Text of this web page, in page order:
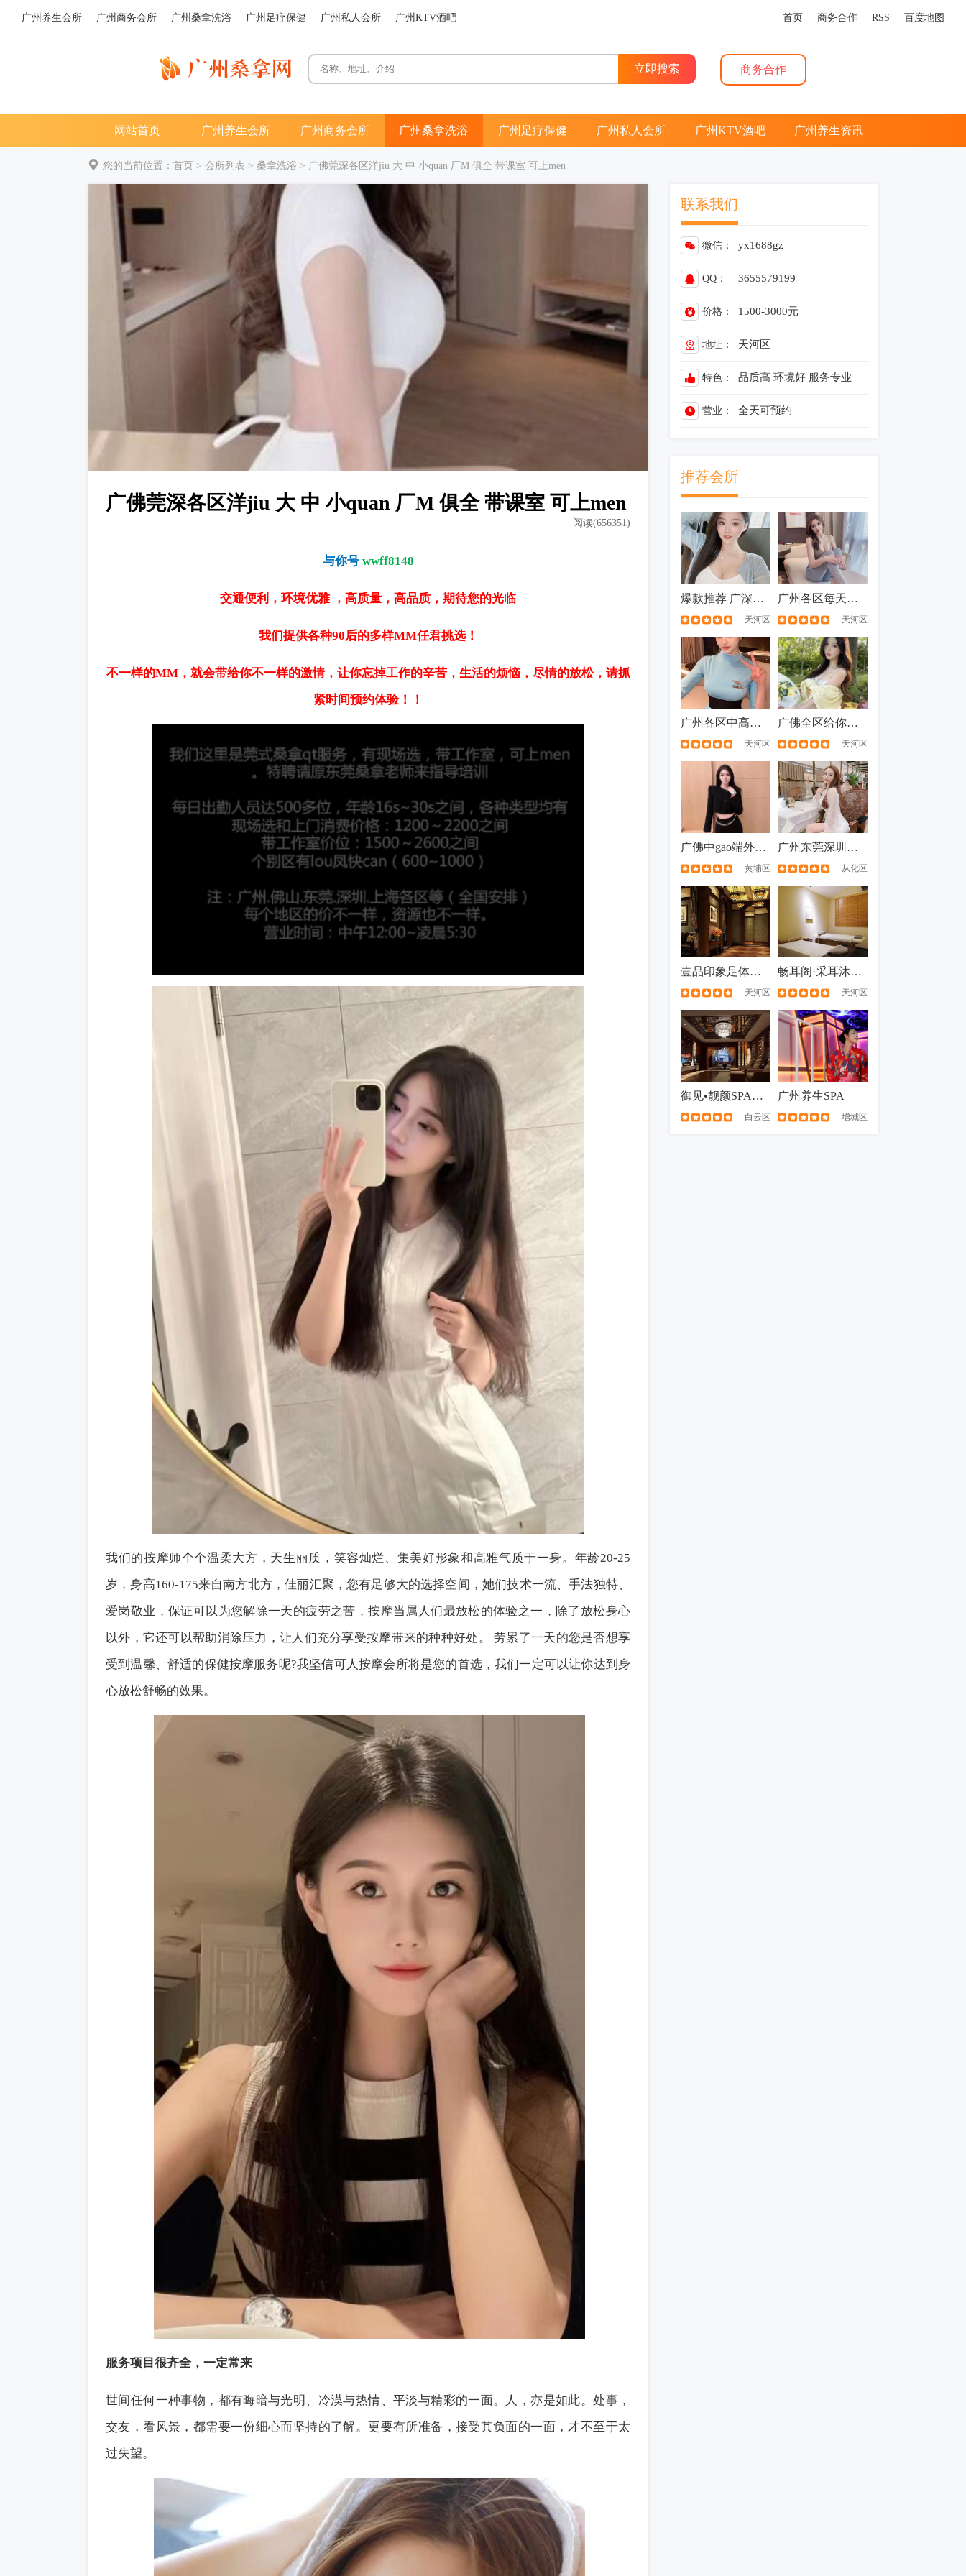
广州养生会所 广州商务会所 广州桑拿洗浴 广州足疗保健 广州私人会所 广州KTV酒吧 首页 商务合作 RSS 百度地图
商务合作
网站首页 广州养生会所 广州商务会所 广州桑拿洗浴 广州足疗保健 广州私人会所 广州KTV酒吧 广州养生资讯
您的当前位置： 首页 > 会所列表 > 桑拿洗浴 > 广佛莞深各区洋jiu 大 中 小quan 厂M 俱全 带课室 可上men
广佛莞深各区洋jiu 大 中 小quan 厂M 俱全 带课室 可上men
阅读(656351)
与你号 wwff8148
交通便利，环境优雅 ，高质量，高品质，期待您的光临
我们提供各种90后的多样MM任君挑选！
不一样的MM，就会带给你不一样的激情，让你忘掉工作的辛苦，生活的烦恼，尽情的放松，请抓
紧时间预约体验！！
我们的按摩师个个温柔大方，天生丽质，笑容灿烂、集美好形象和高雅气质于一身。年龄20-25
岁，身高160-175来自南方北方，佳丽汇聚，您有足够大的选择空间，她们技术一流、手法独特、
爱岗敬业，保证可以为您解除一天的疲劳之苦，按摩当属人们最放松的体验之一，除了放松身心
以外，它还可以帮助消除压力，让人们充分享受按摩带来的种种好处。 劳累了一天的您是否想享
受到温馨、舒适的保健按摩服务呢?我坚信可人按摩会所将是您的首选，我们一定可以让你达到身
心放松舒畅的效果。
服务项目很齐全，一定常来
世间任何一种事物，都有晦暗与光明、冷漠与热情、平淡与精彩的一面。人，亦是如此。处事，
交友，看风景，都需要一份细心而坚持的了解。更要有所准备，接受其负面的一面，才不至于太
过失望。
联系我们
微信： yx1688gz
QQ： 3655579199
价格： 1500-3000元
地址： 天河区
特色： 品质高 环境好 服务专业
营业： 全天可预约
推荐会所
爆款推荐 广深佛款老莞式全tao现场选不限次
天河区
广州各区每天新cha 正宗老莞式 帝王般享受
天河区
广州各区中高端兼职 hai选工作shi
天河区
广佛全区给你最好的帝王级享受 高端私人订制
天河区
广佛中gao端外wei上men 见面满意付
黄埔区
广州东莞深圳金牌经理 性价比高 您值得拥有
从化区
壹品印象足体养生会馆
天河区
畅耳阁·采耳沐足泰式按摩
天河区
御见•靓颜SPA养生
白云区
广州养生SPA
增城区